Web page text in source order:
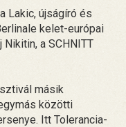
Lakic, újságíró és
kelet-európai
a SCHNITT
másik
közötti
Itt Tolerancia-